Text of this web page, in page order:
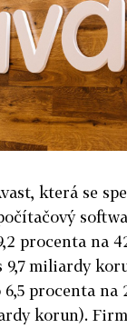
která se
procenta na
9,7 miliardy
procenta na
korun).